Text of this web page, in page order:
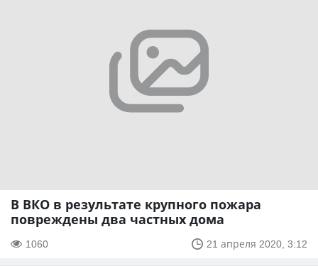
В ВКО в результате крупного пожара
повреждены два частных дома
1060 21 апреля 2020, 3:12